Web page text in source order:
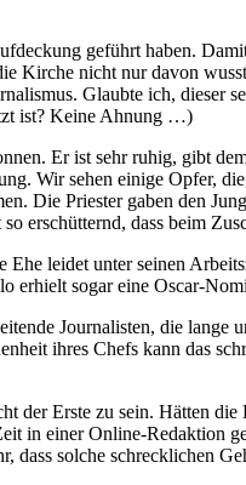
geführt haben.
nicht nur davon
Glaubte ich, dieser
ist? Keine Ahnung …)
Er ist sehr ruhig, gibt
Wir sehen einige Opfer,
Die Priester gaben den
erschütternd, dass beim
leidet unter seinen
erhielt sogar eine Oscar-
Journalisten, die lange
ihres Chefs kann das
der Erste zu sein. Hätten
in einer Online-Redaktion
solche schrecklichen